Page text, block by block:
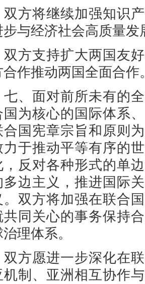
双方将继续加强知识
步与经济社会高质量发
双方支持扩大两国友
合作推动两国全面合作
七、面对前所未有的
国为核心的国际体系
合国宪章宗旨和原则
力于推动平等有序的
，反对各种形式的单
多边主义，推进国际
。双方将加强在联合
共同关心的事务保持
理体系。
双方愿进一步深化在
机制、亚洲相互协作